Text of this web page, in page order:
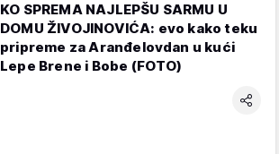
KO SPREMA NAJLEPŠU SARMU U
DOMU ŽIVOJINOVIĆA: evo kako teku
pripreme za Aranđelovdan u kući
Lepe Brene i Bobe (FOTO)